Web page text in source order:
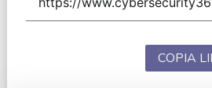
COPIA